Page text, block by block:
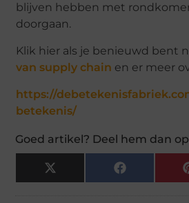
blijven hebben met
doorgaan.
Klik hier als je benieuwd bent
van supply chain en er meer
https://
betekenis/
Goed artikel? Deel hem dan
X
(Twitter)
Facebook